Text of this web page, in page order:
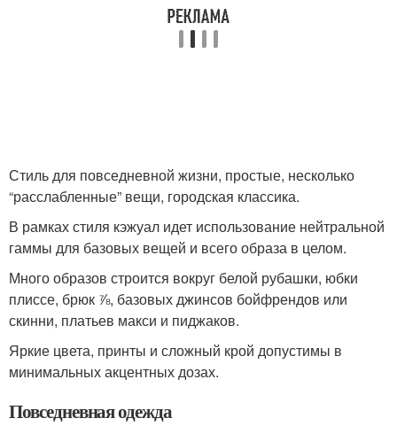
Стиль для повседневной жизни, простые, несколько
“расслабленные” вещи, городская классика.
В рамках стиля кэжуал идет использование нейтральной
гаммы для базовых вещей и всего образа в целом.
Много образов строится вокруг белой рубашки, юбки
плиссе, брюк ⅞, базовых джинсов бойфрендов или
скинни, платьев макси и пиджаков.
Яркие цвета, принты и сложный крой допустимы в
минимальных акцентных дозах.
Повседневная одежда